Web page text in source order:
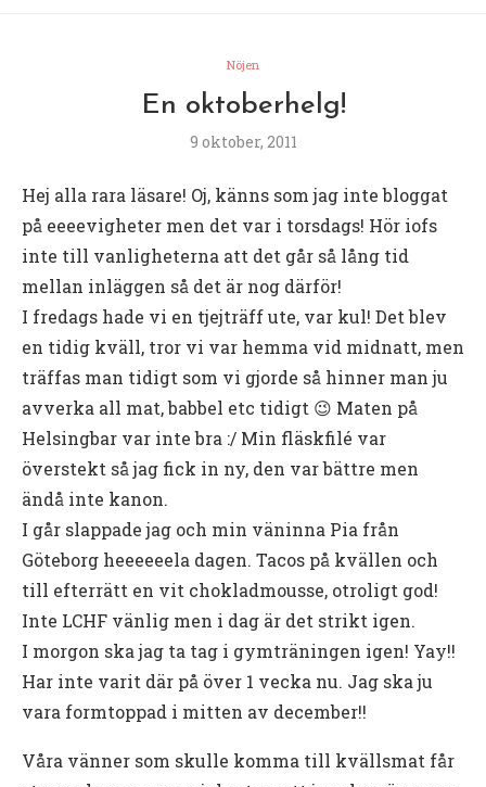
Nöjen
En oktoberhelg!
9 oktober, 2011
Hej alla rara läsare! Oj, känns som jag inte bloggat
på eeeevigheter men det var i torsdags! Hör iofs
inte till vanligheterna att det går så lång tid
mellan inläggen så det är nog därför!
I fredags hade vi en tjejträff ute, var kul! Det blev
en tidig kväll, tror vi var hemma vid midnatt, men
träffas man tidigt som vi gjorde så hinner man ju
avverka all mat, babbel etc tidigt 😉 Maten på
Helsingbar var inte bra :/ Min fläskfilé var
överstekt så jag fick in ny, den var bättre men
ändå inte kanon.
I går slappade jag och min väninna Pia från
Göteborg heeeeeela dagen. Tacos på kvällen och
till efterrätt en vit chokladmousse, otroligt god!
Inte LCHF vänlig men i dag är det strikt igen.
I morgon ska jag ta tag i gymträningen igen! Yay!!
Har inte varit där på över 1 vecka nu. Jag ska ju
vara formtoppad i mitten av december!!
Våra vänner som skulle komma till kvällsmat får